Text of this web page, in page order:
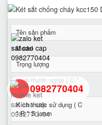
Tên sản phẩm
Model
Trọng lượng
Kích thước ngoài ( C *
R * S ) mm
Kích thước sử dụng ( C
* R * S ) mm
0982770404